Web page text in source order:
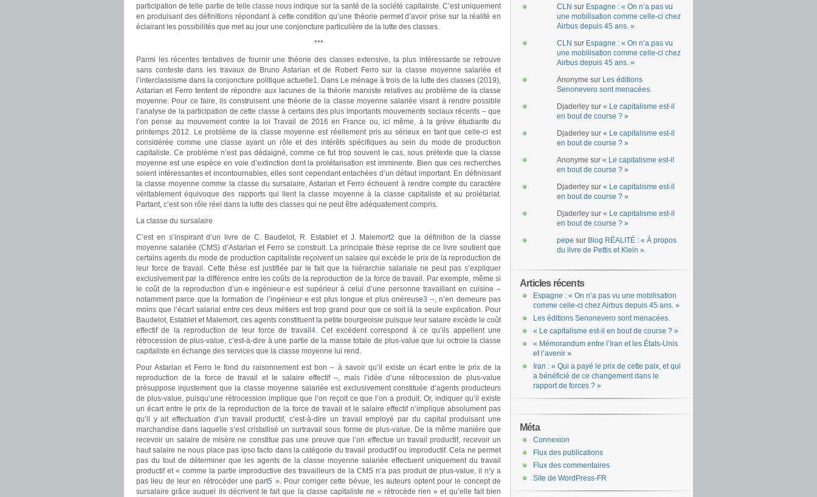
participation de telle partie de telle classe nous indique sur la santé de la société capitaliste. C’est uniquement
en produisant des définitions répondant à cette condition qu’une théorie permet d’avoir prise sur la réalité en
éclairant les possibilités que met au jour une conjoncture particulière de la lutte des classes.
***
Parmi les récentes tentatives de fournir une théorie des classes extensive, la plus intéressante se retrouve
sans conteste dans les travaux de Bruno Astarian et de Robert Ferro sur la classe moyenne salariée et
l’interclassisme dans la conjoncture politique actuelle1. Dans Le ménage à trois de la lutte des classes (2019),
Astarian et Ferro tentent de répondre aux lacunes de la théorie marxiste relatives au problème de la classe
moyenne. Pour ce faire, ils construisent une théorie de la classe moyenne salariée visant à rendre possible
l’analyse de la participation de cette classe à certains des plus importants mouvements sociaux récents – que
l’on pense au mouvement contre la loi Travail de 2016 en France ou, ici même, à la grève étudiante du
printemps 2012. Le problème de la classe moyenne est réellement pris au sérieux en tant que celle-ci est
considérée comme une classe ayant un rôle et des intérêts spécifiques au sein du mode de production
capitaliste. Ce problème n’est pas dédaigné, comme ce fut trop souvent le cas, sous prétexte que la classe
moyenne est une espèce en voie d’extinction dont la prolétarisation est imminente. Bien que ces recherches
soient intéressantes et incontournables, elles sont cependant entachées d’un défaut important. En définissant
la classe moyenne comme la classe du sursalaire, Astarian et Ferro échouent à rendre compte du caractère
véritablement équivoque des rapports qui lient la classe moyenne à la classe capitaliste et au prolétariat.
Partant, c’est son rôle réel dans la lutte des classes qui ne peut être adéquatement compris.
La classe du sursalaire
C’est en s’inspirant d’un livre de C. Baudelot, R. Establet et J. Malemort2 que la définition de la classe
moyenne salariée (CMS) d’Astarian et Ferro se construit. La principale thèse reprise de ce livre soutient que
certains agents du mode de production capitaliste reçoivent un salaire qui excède le prix de la reproduction de
leur force de travail. Cette thèse est justifiée par le fait que la hiérarchie salariale ne peut pas s’expliquer
exclusivement par la différence entre les coûts de la reproduction de la force de travail. Par exemple, même si
le coût de la reproduction d’un·e ingénieur·e est supérieur à celui d’une personne travaillant en cuisine –
notamment parce que la formation de l’ingénieur·e est plus longue et plus onéreuse3 –, n’en demeure pas
moins que l’écart salarial entre ces deux métiers est trop grand pour que ce soit là la seule explication. Pour
Baudelot, Establet et Malemort, ces agents constituent la petite bourgeoisie puisque leur salaire excède le coût
effectif de la reproduction de leur force de travail 4. Cet excédent correspond à ce qu’ils appellent une
rétrocession de plus-value, c’est-à-dire à une partie de la masse totale de plus-value que lui octroie la classe
capitaliste en échange des services que la classe moyenne lui rend.
Pour Astarian et Ferro le fond du raisonnement est bon – à savoir qu’il existe un écart entre le prix de la
reproduction de la force de travail et le salaire effectif –, mais l’idée d’une rétrocession de plus-value
présuppose injustement que la classe moyenne salariée est exclusivement constituée d’agents producteurs
de plus-value, puisqu’une rétrocession implique que l’on reçoit ce que l’on a produit. Or, indiquer qu’il existe
un écart entre le prix de la reproduction de la force de travail et le salaire effectif n’implique absolument pas
qu’il y ait effectuation d’un travail productif, c’est-à-dire un travail employé par du capital produisant une
marchandise dans laquelle s’est cristallisé un surtravail sous forme de plus-value. De la même manière que
recevoir un salaire de misère ne constitue pas une preuve que l’on effectue un travail productif, recevoir un
haut salaire ne nous place pas ipso facto dans la catégorie du travail productif ou improductif. Cela ne permet
pas du tout de déterminer que les agents de la classe moyenne salariée effectuent uniquement du travail
productif et « comme la partie improductive des travailleurs de la CMS n’a pas produit de plus-value, il n’y a
pas lieu de leur en rétrocéder une part5 ». Pour corriger cette bévue, les auteurs optent pour le concept de
sursalaire grâce auquel ils décrivent le fait que la classe capitaliste ne « rétrocède rien » et qu’elle fait bien
CLN sur Espagne : « On n’a pas vu
une mobilisation comme celle-ci chez
Airbus depuis 45 ans. »
CLN sur Espagne : « On n’a pas vu
une mobilisation comme celle-ci chez
Airbus depuis 45 ans. »
Anonyme sur Les éditions
Senonevero sont menacées.
Djaderley sur « Le capitalisme est-il
en bout de course ? »
Djaderley sur « Le capitalisme est-il
en bout de course ? »
Anonyme sur « Le capitalisme est-il
en bout de course ? »
Djaderley sur « Le capitalisme est-il
en bout de course ? »
Djaderley sur « Le capitalisme est-il
en bout de course ? »
pepe sur Blog RÉALITÉ : « À propos
du livre de Pettis et Klein »
Articles récents
Espagne : « On n’a pas vu une mobilisation
comme celle-ci chez Airbus depuis 45 ans. »
Les éditions Senonevero sont menacées.
« Le capitalisme est-il en bout de course ? »
« Mémorandum entre l’Iran et les États-Unis
et l’avenir »
Iran : « Qui a payé le prix de cette paix, et qui
a bénéficié de ce changement dans le
rapport de forces ? »
Méta
Connexion
Flux des publications
Flux des commentaires
Site de WordPress-FR